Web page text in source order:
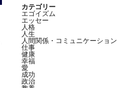
カテゴリー
エゴイズム
エッセー
人格
人生
人間関係・コミュニケーション
仕事
健康
幸福
愛
成功
政治